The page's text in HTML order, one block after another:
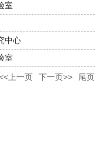
室
中心
室
上一页 下一页>> 尾页